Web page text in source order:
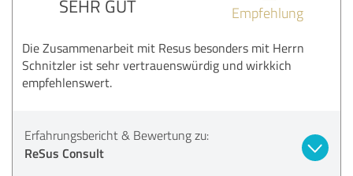
SEHR GUT Empfehlung
Die Zusammenarbeit mit Resus besonders mit Herrn
Schnitzler ist sehr vertrauenswürdig und wirkkich
empfehlenswert.
Erfahrungsbericht & Bewertung zu:
ReSus Consult